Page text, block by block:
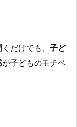
だけでも、 子ど
が子どものモチベ